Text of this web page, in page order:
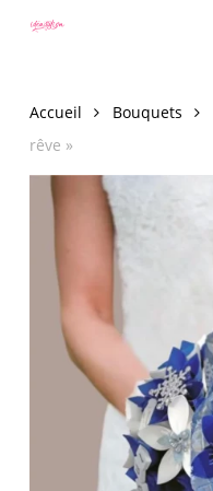
Accueil Bouquets
rêve »